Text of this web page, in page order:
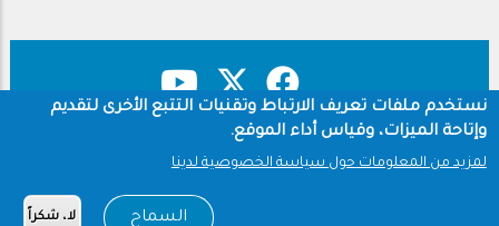
Footer
نستخدم ملفات تعريف الارتباط وتقنيات التتبع الأخرى لتقديم
وإتاحة الميزات، وقياس أداء الموقع.
لمزيد من المعلومات حول سياسة الخصوصية لدينا
السماح لا، شكراً